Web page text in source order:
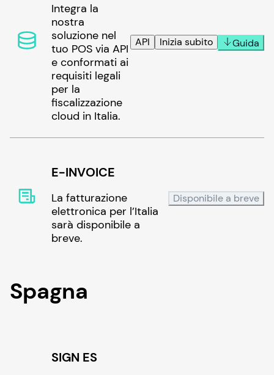
Integra la
nostra
soluzione nel
tuo POS via API
e conformati ai
requisiti legali
per la
fiscalizzazione
cloud in Italia.
API Inizia subito Guida
E-INVOICE
La fatturazione
elettronica per l’Italia
sarà disponibile a
breve.
Disponibile a breve
Spagna
SIGN ES